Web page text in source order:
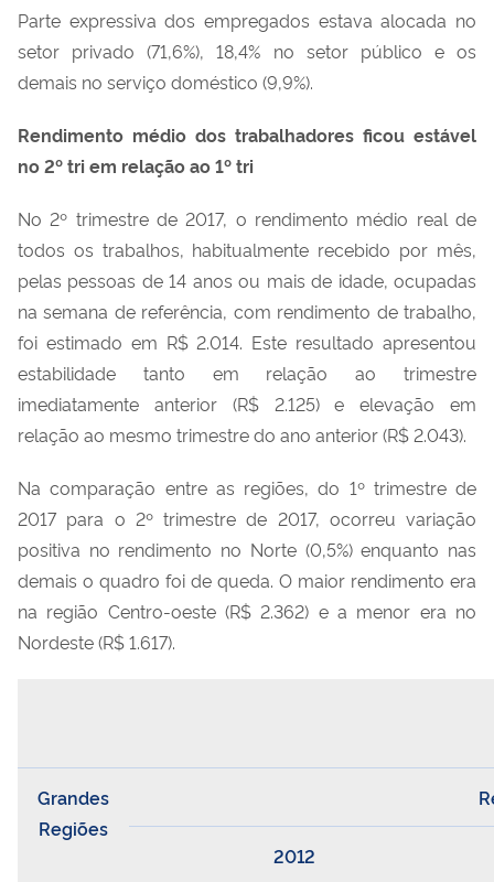
Parte expressiva dos empregados estava alocada no
setor privado (71,6%), 18,4% no setor público e os
demais no serviço doméstico (9,9%).
Rendimento médio dos trabalhadores ficou estável
no 2º tri em relação ao 1º tri
No 2º trimestre de 2017, o rendimento médio real de
todos os trabalhos, habitualmente recebido por mês,
pelas pessoas de 14 anos ou mais de idade, ocupadas
na semana de referência, com rendimento de trabalho,
foi estimado em R$ 2.014. Este resultado apresentou
estabilidade tanto em relação ao trimestre
imediatamente anterior (R$ 2.125) e elevação em
relação ao mesmo trimestre do ano anterior (R$ 2.043).
Na comparação entre as regiões, do 1º trimestre de
2017 para o 2º trimestre de 2017, ocorreu variação
positiva no rendimento no Norte (0,5%) enquanto nas
demais o quadro foi de queda. O maior rendimento era
na região Centro-oeste (R$ 2.362) e a menor era no
Nordeste (R$ 1.617).
Grandes
Regiões
2012